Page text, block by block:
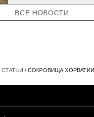
ВСЕ НОВОСТИ
СТАТЬИ / СОКРОВИЩА ХОРВАТИИ